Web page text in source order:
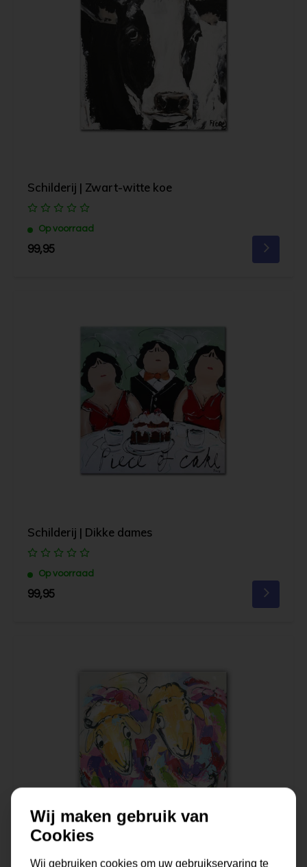
Schilderij | Zwart-witte koe
Op voorraad
99,95
Schilderij | Dikke dames
Op voorraad
99,95
Wij maken gebruik van
Cookies
Wij gebruiken cookies om uw gebruikservaring te